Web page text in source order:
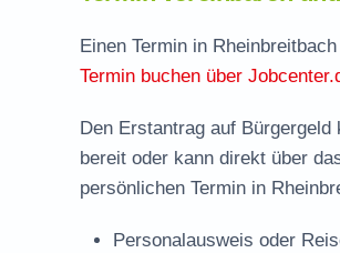
Einen Termin in
Termin buchen über
Den Erstantrag auf
bereit oder kann direkt über
persönlichen Termin in
Personalausweis oder